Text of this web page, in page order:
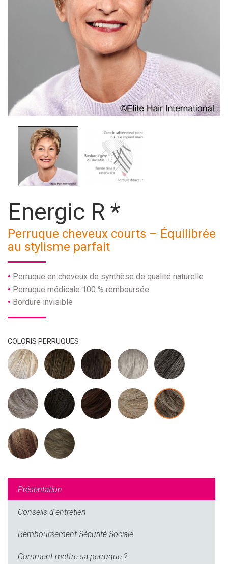
Energic R *
Perruque cheveux courts – Équilibrée
au stylisme parfait
Perruque en cheveux de synthèse de qualité naturelle
Perruque médicale 100 % remboursée
Bordure invisible
COLORIS PERRUQUES
Présentation
Conseils d'entretien
Remboursement Sécurité Sociale
Comment mettre sa perruque ?